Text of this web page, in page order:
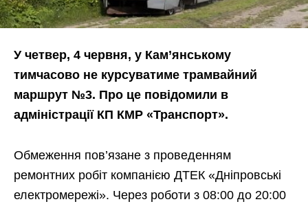
У четвер, 4 червня, у Кам’янському
тимчасово не курсуватиме трамвайний
маршрут №3. Про це повідомили в
адміністрації КП КМР «Транспорт».
Обмеження пов’язане з проведенням
ремонтних робіт компанією ДТЕК «Дніпровські
електромережі». Через роботи з 08:00 до 20:00